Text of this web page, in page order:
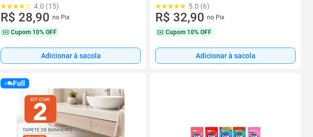
4.0 (15)
R$ 28,90 no Pix
Cupom 10% OFF
Adicionar à sacola
5.0 (6)
R$ 32,90 no Pix
Cupom 10% OFF
Adicionar à sacola
Full